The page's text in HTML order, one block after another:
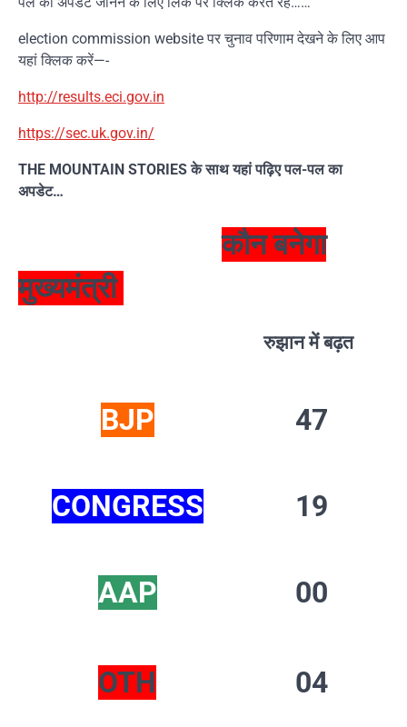
election commission website पर चुनाव परिणाम देखने के लिए आप
यहां क्लिक करें—-
http://results.eci.gov.in
https://sec.uk.gov.in/
THE MOUNTAIN STORIES के साथ यहां पढ़िए पल-पल का
अपडेट…
कौन बनेगा
मुख्यमंत्री
रुझान में बढ़त
BJP 47
CONGRESS 19
AAP 00
OTH 04